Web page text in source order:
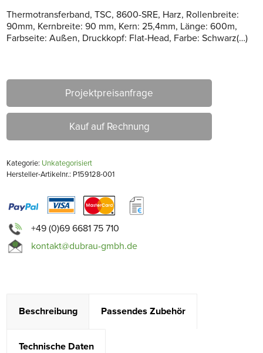
Thermotransferband, TSC, 8600-SRE, Harz, Rollenbreite:
90mm, Kernbreite: 90 mm, Kern: 25,4mm, Länge: 600m,
Farbseite: Außen, Druckkopf: Flat-Head, Farbe: Schwarz(…)
Projektpreisanfrage
Kauf auf Rechnung
Kategorie: Unkategorisiert
Hersteller-Artikelnr.: P159128-001
+49 (0)69 6681 75 710
kontakt@dubrau-gmbh.de
Beschreibung Passendes Zubehör
Technische Daten